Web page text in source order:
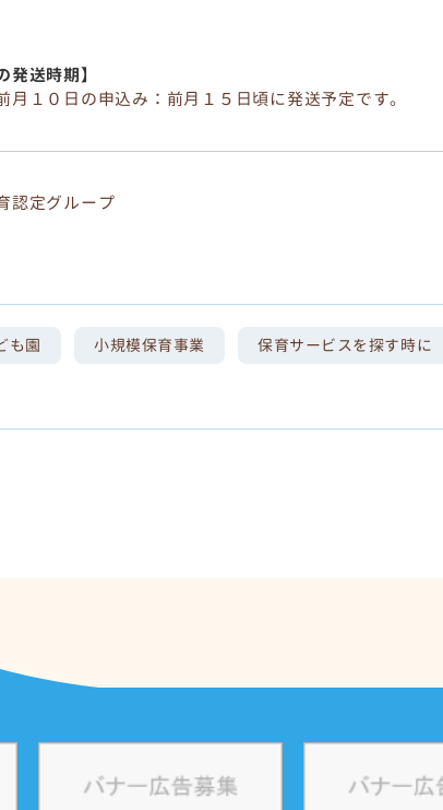
発送時期】
１０日の申込み：前月１５日頃に発送予定です。
認定グループ
も園 小規模保育事業 保育サービスを探す時に